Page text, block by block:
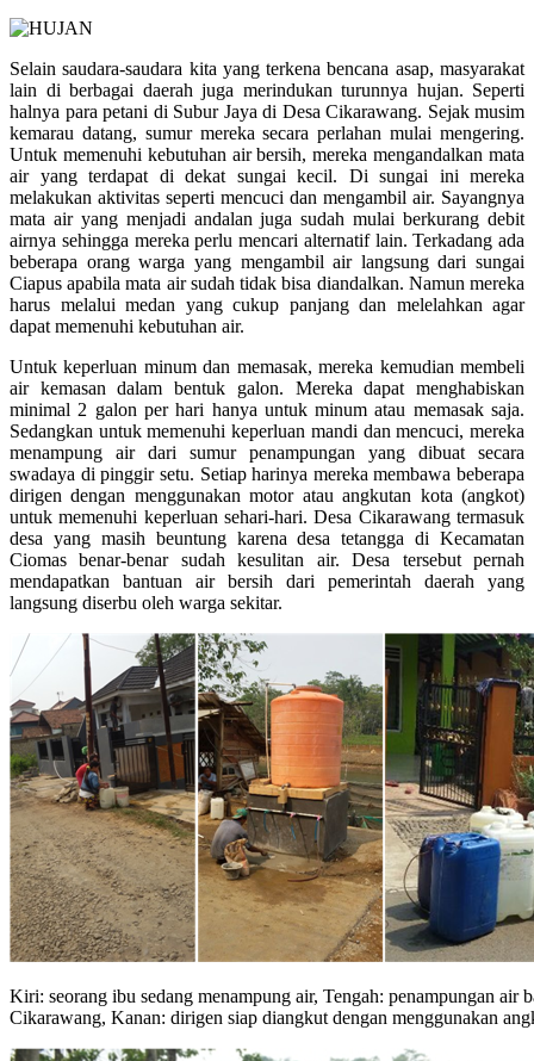
Selain saudara-saudara kita yang terkena bencana asap, masyarakat
lain di berbagai daerah juga merindukan turunnya hujan. Seperti
halnya para petani di Subur Jaya di Desa Cikarawang. Sejak musim
kemarau datang, sumur mereka secara perlahan mulai mengering.
Untuk memenuhi kebutuhan air bersih, mereka mengandalkan mata
air yang terdapat di dekat sungai kecil. Di sungai ini mereka
melakukan aktivitas seperti mencuci dan mengambil air. Sayangnya
mata air yang menjadi andalan juga sudah mulai berkurang debit
airnya sehingga mereka perlu mencari alternatif lain. Terkadang ada
beberapa orang warga yang mengambil air langsung dari sungai
Ciapus apabila mata air sudah tidak bisa diandalkan. Namun mereka
harus melalui medan yang cukup panjang dan melelahkan agar
dapat memenuhi kebutuhan air.
Untuk keperluan minum dan memasak, mereka kemudian membeli
air kemasan dalam bentuk galon. Mereka dapat menghabiskan
minimal 2 galon per hari hanya untuk minum atau memasak saja.
Sedangkan untuk memenuhi keperluan mandi dan mencuci, mereka
menampung air dari sumur penampungan yang dibuat secara
swadaya di pinggir setu. Setiap harinya mereka membawa beberapa
dirigen dengan menggunakan motor atau angkutan kota (angkot)
untuk memenuhi keperluan sehari-hari. Desa Cikarawang termasuk
desa yang masih beuntung karena desa tetangga di Kecamatan
Ciomas benar-benar sudah kesulitan air. Desa tersebut pernah
mendapatkan bantuan air bersih dari pemerintah daerah yang
langsung diserbu oleh warga sekitar.
Kiri: seorang ibu sedang menampung air, Tengah: penampungan air
Cikarawang, Kanan: dirigen siap diangkut dengan menggunakan